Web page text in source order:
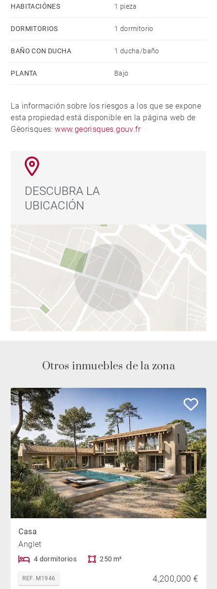
HABITACIÓNES 1 pieza
DORMITORIOS 1 dormitorio
BAÑO CON DUCHA 1 ducha/baño
PLANTA Bajo
La información sobre los riesgos a los que se expone
esta propiedad está disponible en la página web de
Géorisques:www.georisques.gouv.fr
DESCUBRA LA
UBICACIÓN
Otros inmuebles de la zona
Casa
Anglet
4 dormitorios 250 m²
REF. M1946 4,200,000 €